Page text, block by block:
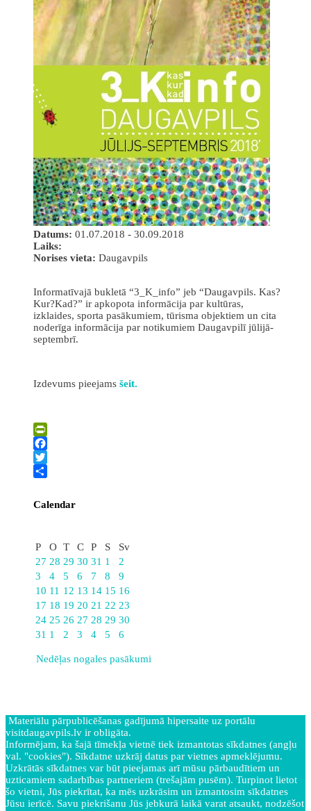
Datums: 01.07.2018 - 30.09.2018
Laiks:
Norises vieta: Daugavpils
Informatīvajā bukletā “3_K_info” jeb “Daugavpils. Kas?
Kur?Kad?” ir apkopota informācija par kultūras,
izklaides, sporta pasākumiem, tūrisma objektiem un cita
noderīga informācija par notikumiem Daugavpilī jūlijā-
septembrī.
Izdevums pieejams šeit.
PrintFriendly
Facebook
Twitter
Calendar
P
O T C P S
Sv
27 28 29 30 31 1
2
3
4 5 6 7 8
9
10 11 12 13 14 15 16
17 18 19 20 21 22 23
24 25 26 27 28 29 30
31 1 2 3 4 5 6
Nedēļas nogales pasākumi
Materiālu pārpublicēšanas gadījumā hipersaite uz portālu
visitdaugavpils.lv ir obligāta.
Informējam, ka šajā tīmekļa vietnē tiek izmantotas sīkdatnes (angļu
val. "cookies"). Sīkdatne uzkrāj datus par vietnes apmeklējumu.
Uzkrātās sīkdatnes var būt pieejamas arī mūsu pārbaudītiem un
uzticamiem sadarbības partneriem (trešajām pusēm). Turpinot lietot
šo vietni, Jūs piekrītat, ka mēs uzkrāsim un izmantosim sīkdatnes
Jūsu ierīcē. Savu piekrišanu Jūs jebkurā laikā varat atsaukt, nodzēšot